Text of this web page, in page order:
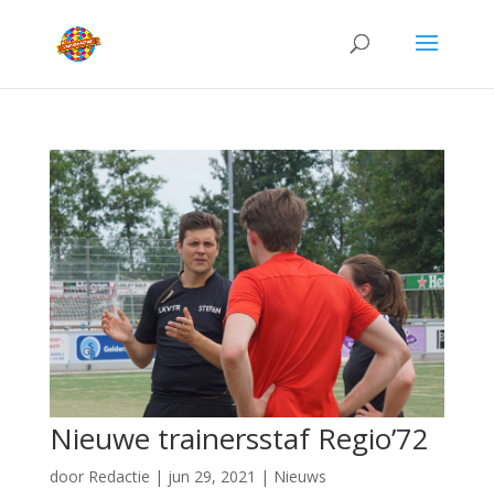
Nieuwe trainersstaf Regio’72
door Redactie | jun 29, 2021 | Nieuws